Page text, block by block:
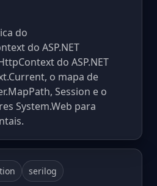
do
do ASP.NET
do ASP.NET
o mapa de
Session e o
System.Web para
serilog